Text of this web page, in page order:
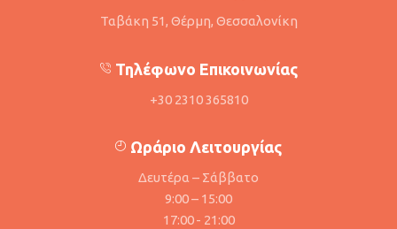
Ταβάκη 51, Θέρμη, Θεσσαλονίκη
Τηλέφωνο Επικοινωνίας
+30 2310 365810
Ωράριο Λειτουργίας
Δευτέρα – Σάββατο
9:00 – 15:00
17:00 - 21:00